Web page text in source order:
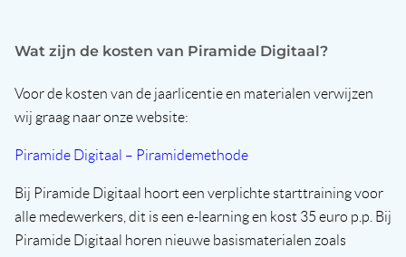
Wat zijn de kosten van Piramide Digitaal?
Voor de kosten van de jaarlicentie en materialen verwijzen
wij graag naar onze website:
Piramide Digitaal – Piramidemethode
Bij Piramide Digitaal hoort een verplichte starttraining voor
alle medewerkers, dit is een e-learning en kost 35 euro p.p. Bij
Piramide Digitaal horen nieuwe basismaterialen zoals